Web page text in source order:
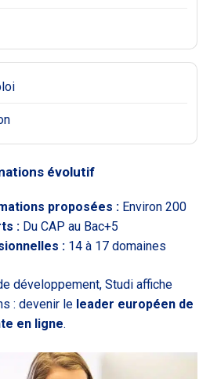
évolutif
proposées : Environ 200
: Du CAP au Bac+5
: 14 à 17 domaines
développement, Studi affiche
: devenir le leader européen de
en ligne.